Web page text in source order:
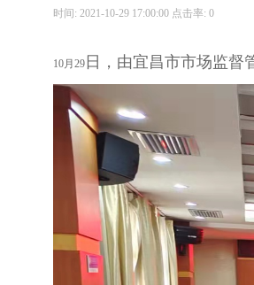
时间: 2021-10-29 17:00:00 点击率: 0
10月29 日，由宜昌市市场监督